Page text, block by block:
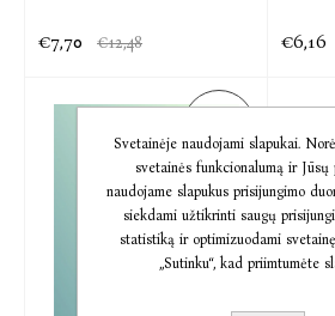
€7,70 €12,48 €6,16
LYMAS
Svetainėje naudojami slapukai.
svetainės funkcionalumą ir Jūsų
naudojame slapukus prisijungimo
siekdami užtikrinti saugų
statistiką ir optimizuodami
„Sutinku“, kad priimtumėte